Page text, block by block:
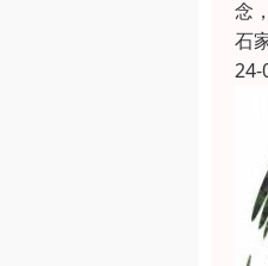
念
石
24-